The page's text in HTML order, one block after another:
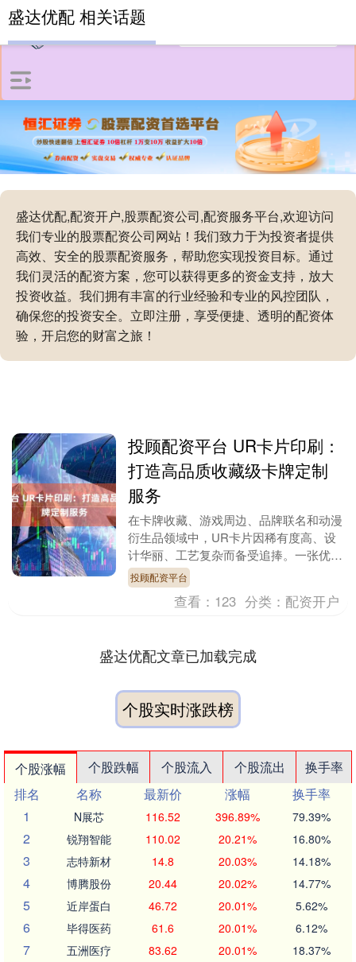
盛达优配,配资开户,股票配资公司,配资服务平台,欢迎访问
我们专业的股票配资公司网站！我们致力于为投资者提供
高效、安全的股票配资服务，帮助您实现投资目标。通过
我们灵活的配资方案，您可以获得更多的资金支持，放大
投资收益。我们拥有丰富的行业经验和专业的风控团队，
确保您的投资安全。立即注册，享受便捷、透明的配资体
验，开启您的财富之旅！
盛达优配 相关话题
投顾配资平台 UR卡片印刷：
打造高品质收藏级卡牌定制
服务
在卡牌收藏、游戏周边、品牌联名和动漫
衍生品领域中，UR卡片因稀有度高、设
计华丽、工艺复杂而备受追捧。一张优质
的UR卡片，不仅承载着角色与故事，更
体现了印刷工艺与....
投顾配资平台
查看： 123 分类： 配资开户
盛达优配文章已加载完成
个股实时涨跌榜
个股涨幅 个股跌幅 个股流入 个股流出
换手率
排名
名称 最新价 涨幅
换手率
1
N展芯 116.52 396.89% 79.39%
2 锐翔智能 110.02 20.21% 16.80%
3 志特新材 14.8 20.03% 14.18%
4 博腾股份 20.44 20.02% 14.77%
5 近岸蛋白 46.72 20.01% 5.62%
6 毕得医药 61.6 20.01% 6.12%
7 五洲医疗 83.62 20.01% 18.37%